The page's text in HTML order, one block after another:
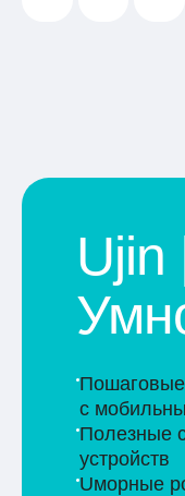
Ujin
Пошаговые
с
Полезные
устройств
Uморные